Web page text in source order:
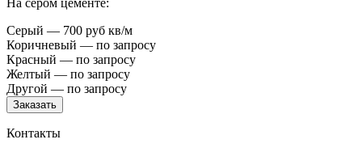
Серый — 700 руб кв/м
Коричневый — по запросу
Красный — по запросу
Желтый — по запросу
Другой — по запросу
Заказать
Контакты